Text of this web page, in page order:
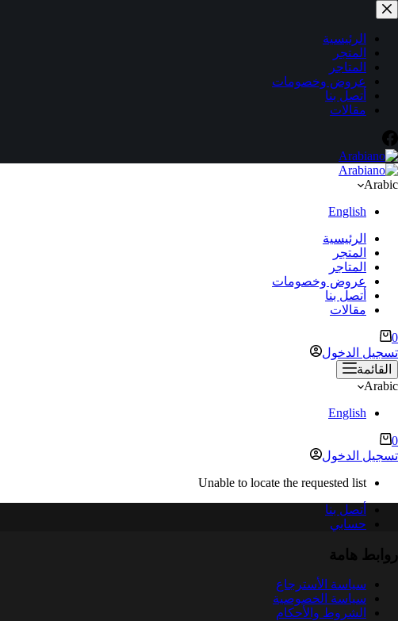
التجاوز
إلى
المحتوىالرئيسية
المتجر
المتاجر
عروض وخصومات
أتصل بنا
مقالات
Arabic
English
الرئيسية
المتجر
المتاجر
عروض وخصومات
أتصل بنا
مقالات
عربة
التسوق
0
تسجيل الدخول
القائمة
Arabic
English
عربة
التسوق
0
تسجيل الدخول
Unable to locate the requested list
أتصل بنا
حسابي
روابط هامة
سياسة الأسترجاع
سياسة الخصوصية
الشروط والأحكام